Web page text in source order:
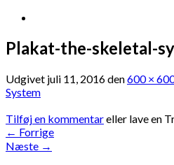
Plakat-the-skeletal-
Udgivet juli 11, 2016den600 ×
System
Tilføj en kommentareller lave en
← Forrige
Næste →